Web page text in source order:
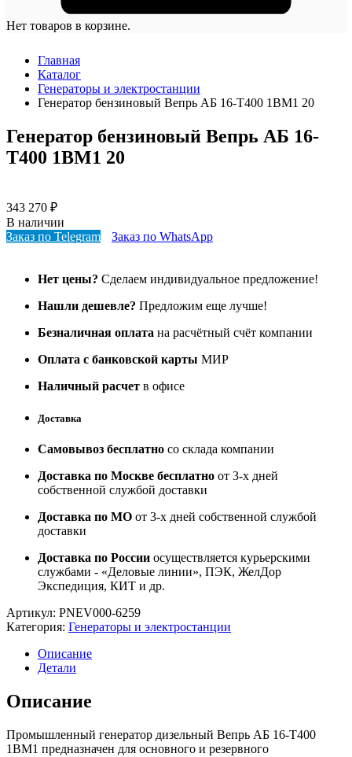
Нет товаров в корзине.
Главная
Каталог
Генераторы и электростанции
Генератор бензиновый Вепрь АБ 16-Т400 1ВМ1 20
Генератор бензиновый Вепрь АБ 16-
Т400 1ВМ1 20
343 270 ₽
В наличии
Заказ по Telegram
Заказ по WhatsApp
Нет цены? Сделаем индивидуальное предложение!
Нашли дешевле? Предложим еще лучше!
Безналичная оплата на расчётный счёт компании
Оплата с банковской карты МИР
Наличный расчет в офисе
Доставка
Самовывоз бесплатно со склада компании
Доставка по Москве бесплатно от 3-х дней
собственной службой доставки
Доставка по МО от 3-х дней собственной службой
доставки
Доставка по России осуществляется курьерскими
службами - «Деловые линии», ПЭК, ЖелДор
Экспедиция, КИТ и др.
Артикул: PNEV000-6259
Категория: Генераторы и электростанции
Описание
Детали
Описание
Промышленный генератор дизельный Вепрь АБ 16-Т400
1ВМ1 предназначен для основного и резервного